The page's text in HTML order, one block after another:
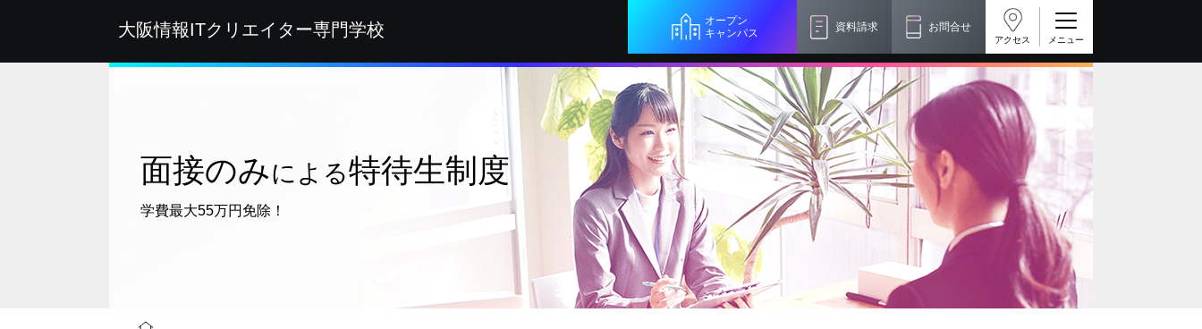
大阪情報ITクリエイター専門学校
オープン
キャンパス
資料請求 お問合せ
アクセス
面接のみによる特待生制度
学費最大55万円免除！